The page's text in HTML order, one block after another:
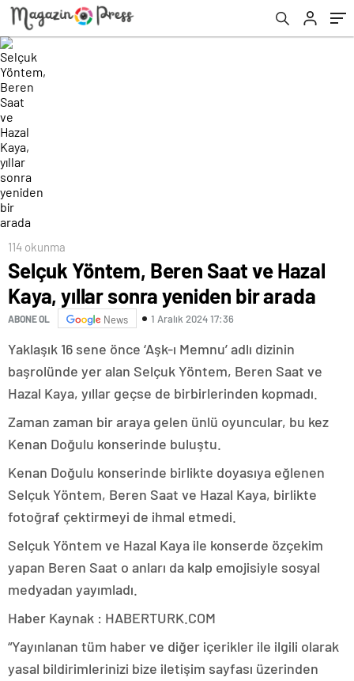
114 okunma
Selçuk Yöntem, Beren Saat ve Hazal
Kaya, yıllar sonra yeniden bir arada
ABONE OL News 1 Aralık 2024 17:36
Yaklaşık 16 sene önce ‘Aşk-ı Memnu’ adlı dizinin
başrolünde yer alan Selçuk Yöntem, Beren Saat ve
Hazal Kaya, yıllar geçse de birbirlerinden kopmadı.
Zaman zaman bir araya gelen ünlü oyuncular, bu kez
Kenan Doğulu konserinde buluştu.
Kenan Doğulu konserinde birlikte doyasıya eğlenen
Selçuk Yöntem, Beren Saat ve Hazal Kaya, birlikte
fotoğraf çektirmeyi de ihmal etmedi.
Selçuk Yöntem ve Hazal Kaya ile konserde özçekim
yapan Beren Saat o anları da kalp emojisiyle sosyal
medyadan yayımladı.
Haber Kaynak : HABERTURK.COM
“Yayınlanan tüm haber ve diğer içerikler ile ilgili olarak
yasal bildirimlerinizi bize iletişim sayfası üzerinden